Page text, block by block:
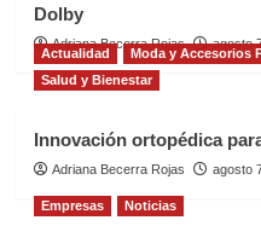
Dolby
Adriana Becerra Rojas agosto
Actualidad Moda y Accesorios
Salud y Bienestar
Innovación ortopédica
Adriana Becerra Rojas agosto
Empresas Noticias